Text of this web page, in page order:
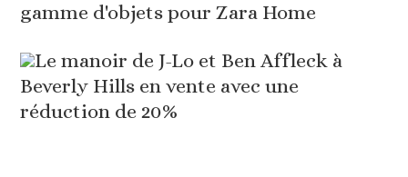
gamme d'objets pour Zara Home
Le manoir de J-Lo et Ben Affleck à
Beverly Hills en vente avec une
réduction de 20%